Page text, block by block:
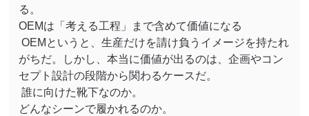
る。
OEMは「考える工程」まで含めて価値になる
OEM というと、生産だけを請け負うイメージを持たれ
がちだ。しかし、本当に価値が出るのは、企画やコン
セプト設計の段階から関わるケースだ。
誰に向けた靴下なのか。
どんなシーンで履かれるのか。